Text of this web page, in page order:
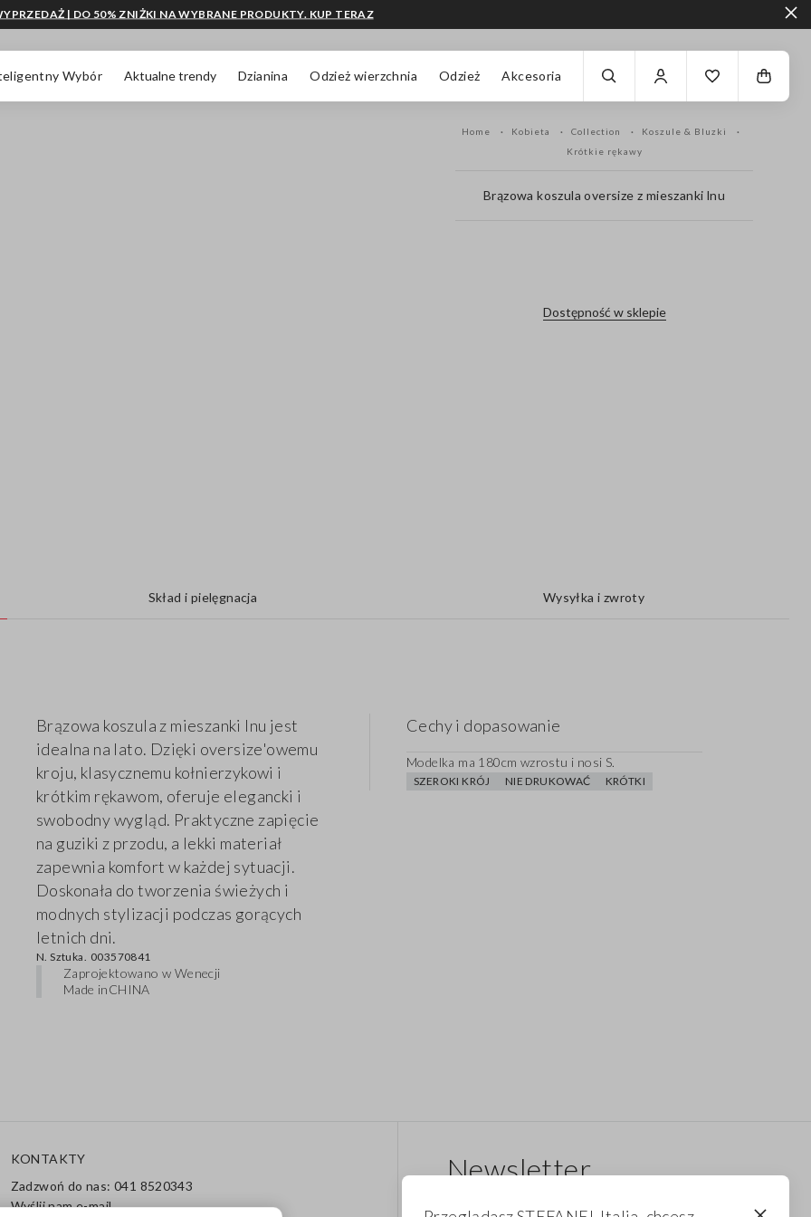
Wybór Aktualne trendy Dzianina Odzież wierzchnia Odzież Akcesoria
| DO 50% ZNIŻKI NA WYBRANE PRODUKTY. KUP TERAZ
Home Kobieta Collection
Koszule & Bluzki
Krótkie rękawy
Brązowa koszula oversize z mieszanki lnu
Dostępność w sklepie
Skład i pielęgnacja Wysyłka i zwroty
Brązowa koszula z mieszanki lnu jest
idealna na lato. Dzięki oversize'owemu
kroju, klasycznemu kołnierzykowi i
krótkim rękawom, oferuje elegancki i
swobodny wygląd. Praktyczne zapięcie
na guziki z przodu, a lekki materiał
zapewnia komfort w każdej sytuacji.
Doskonała do tworzenia świeżych i
modnych stylizacji podczas gorących
letnich dni.
N. Sztuka. 003570841
Zaprojektowano w Wenecji
Made inCHINA
Cechy i dopasowanie
Modelka ma 180cm wzrostu i nosi S.
SZEROKI KRÓJ NIE DRUKOWAĆ KRÓTKI
KONTAKTY
Zadzwoń do nas: 041 8520343
Wyślij nam e-mail
Newsletter